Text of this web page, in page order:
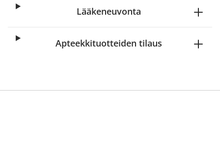
Lääkeneuvonta
Apteekkituotteiden tilaus